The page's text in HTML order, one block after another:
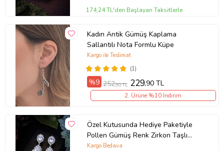
174,24 TL'den Başlayan Taksitlerle
Kadın Antik Gümüş Kaplama
Sallantılı Nota Formlu Küpe
(1)
Kargo ile Teslimat
%9 252,90 TL 229,90 TL
2. Ürüne %10 İndirim
Özel Kutusunda Hediye Paketiyle
Pollen Gümüş Renk Zirkon Taşlı
Küpe Abiye Düğün Nişan Söz Parti
Kargo Bedava